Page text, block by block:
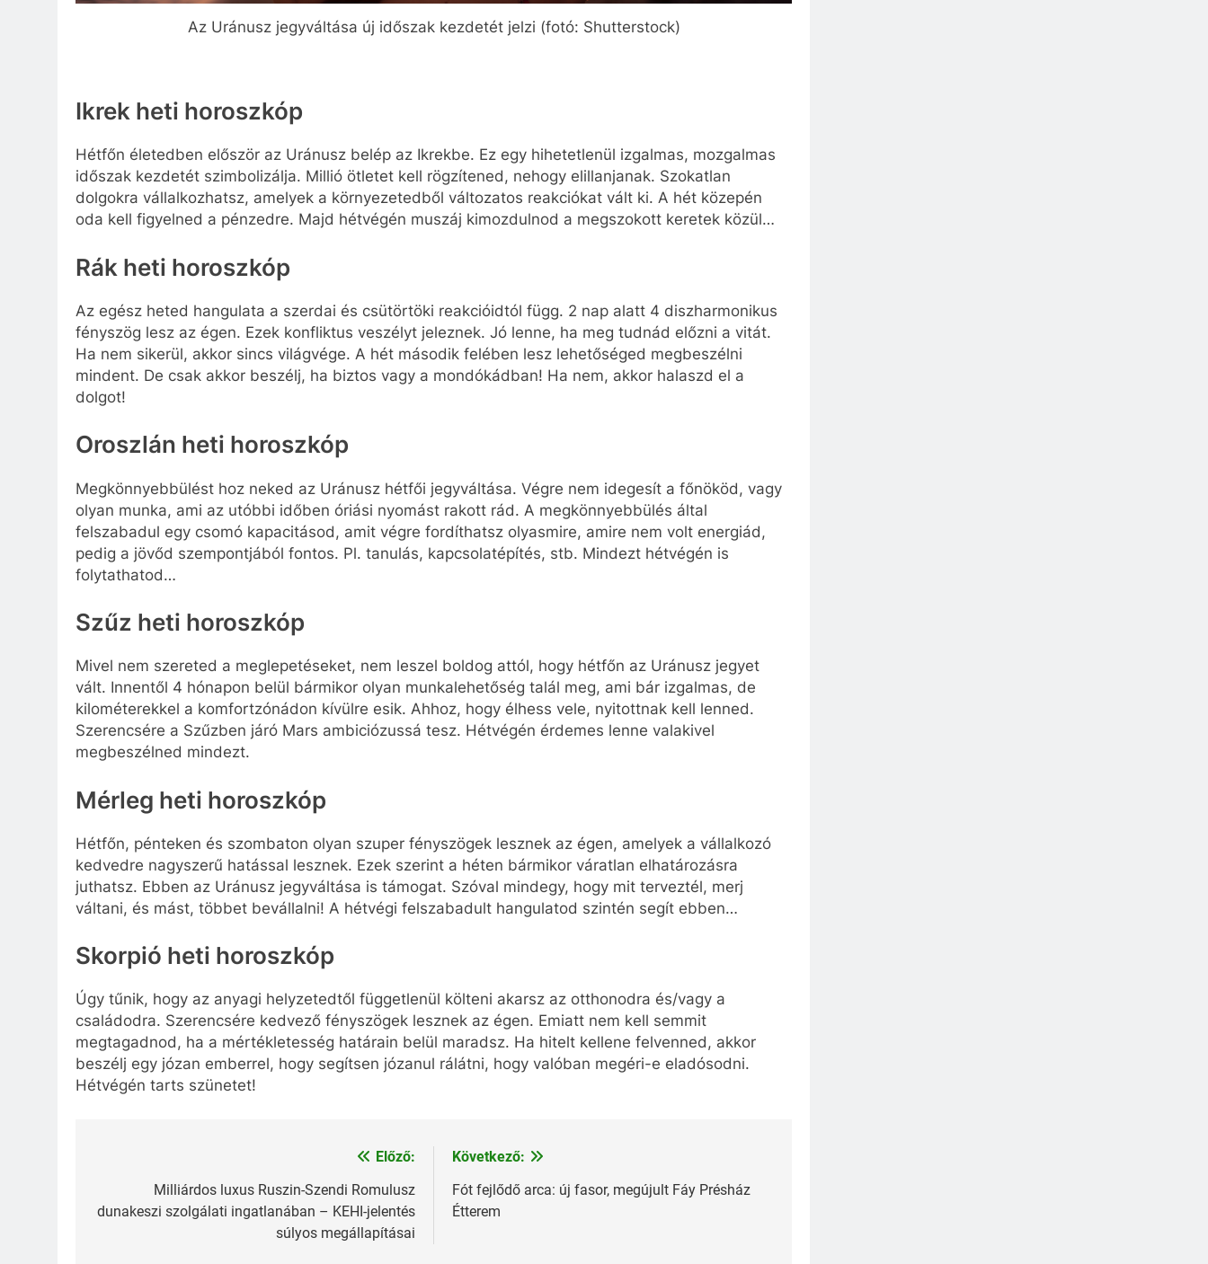
Az Uránusz jegyváltása új időszak kezdetét jelzi (fotó: Shutterstock)
Ikrek heti horoszkóp
Hétfőn életedben először az Uránusz belép az Ikrekbe. Ez egy hihetetlenül izgalmas, mozgalmas
időszak kezdetét szimbolizálja. Millió ötletet kell rögzítened, nehogy elillanjanak. Szokatlan
dolgokra vállalkozhatsz, amelyek a környezetedből változatos reakciókat vált ki. A hét közepén
oda kell figyelned a pénzedre. Majd hétvégén muszáj kimozdulnod a megszokott keretek közül…
Rák heti horoszkóp
Az egész heted hangulata a szerdai és csütörtöki reakcióidtól függ. 2 nap alatt 4 diszharmonikus
fényszög lesz az égen. Ezek konfliktus veszélyt jeleznek. Jó lenne, ha meg tudnád előzni a vitát.
Ha nem sikerül, akkor sincs világvége. A hét második felében lesz lehetőséged megbeszélni
mindent. De csak akkor beszélj, ha biztos vagy a mondókádban! Ha nem, akkor halaszd el a
dolgot!
Oroszlán heti horoszkóp
Megkönnyebbülést hoz neked az Uránusz hétfői jegyváltása. Végre nem idegesít a főnököd, vagy
olyan munka, ami az utóbbi időben óriási nyomást rakott rád. A megkönnyebbülés által
felszabadul egy csomó kapacitásod, amit végre fordíthatsz olyasmire, amire nem volt energiád,
pedig a jövőd szempontjából fontos. Pl. tanulás, kapcsolatépítés, stb. Mindezt hétvégén is
folytathatod…
Szűz heti horoszkóp
Mivel nem szereted a meglepetéseket, nem leszel boldog attól, hogy hétfőn az Uránusz jegyet
vált. Innentől 4 hónapon belül bármikor olyan munkalehetőség talál meg, ami bár izgalmas, de
kilométerekkel a komfortzónádon kívülre esik. Ahhoz, hogy élhess vele, nyitottnak kell lenned.
Szerencsére a Szűzben járó Mars ambiciózussá tesz. Hétvégén érdemes lenne valakivel
megbeszélned mindezt.
Mérleg heti horoszkóp
Hétfőn, pénteken és szombaton olyan szuper fényszögek lesznek az égen, amelyek a vállalkozó
kedvedre nagyszerű hatással lesznek. Ezek szerint a héten bármikor váratlan elhatározásra
juthatsz. Ebben az Uránusz jegyváltása is támogat. Szóval mindegy, hogy mit terveztél, merj
váltani, és mást, többet bevállalni! A hétvégi felszabadult hangulatod szintén segít ebben…
Skorpió heti horoszkóp
Úgy tűnik, hogy az anyagi helyzetedtől függetlenül költeni akarsz az otthonodra és/vagy a
családodra. Szerencsére kedvező fényszögek lesznek az égen. Emiatt nem kell semmit
megtagadnod, ha a mértékletesség határain belül maradsz. Ha hitelt kellene felvenned, akkor
beszélj egy józan emberrel, hogy segítsen józanul rálátni, hogy valóban megéri-e eladósodni.
Hétvégén tarts szünetet!
navigáció
Előző:
Milliárdos luxus Ruszin-Szendi Romulusz
dunakeszi szolgálati ingatlanában – KEHI-jelentés
súlyos megállapításai
Következő:
Fót fejlődő arca: új fasor, megújult Fáy Présház
Étterem